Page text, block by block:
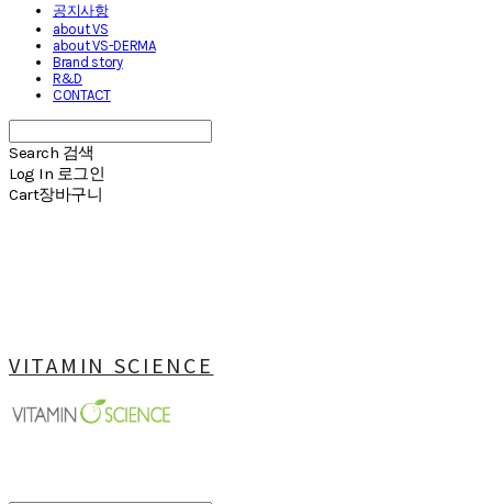
공지사항
about VS
about VS-DERMA
Brand story
R&D
CONTACT
Search 검색
Log In 로그인
Cart장바구니
VITAMIN SCIENCE